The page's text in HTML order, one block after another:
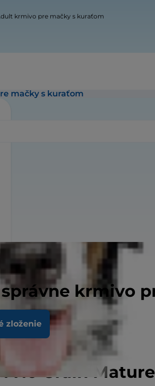
krmivo
zloženie
krmivo pre mačky s kuraťom
mačky s kuraťom
No Grain Mature